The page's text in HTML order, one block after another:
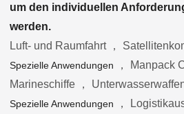
um den individuellen
werden.
Luft- und Raumfahrt ，
Spezielle Anwendungen ， Manpack
Marineschiffe ，
Spezielle Anwendungen ，